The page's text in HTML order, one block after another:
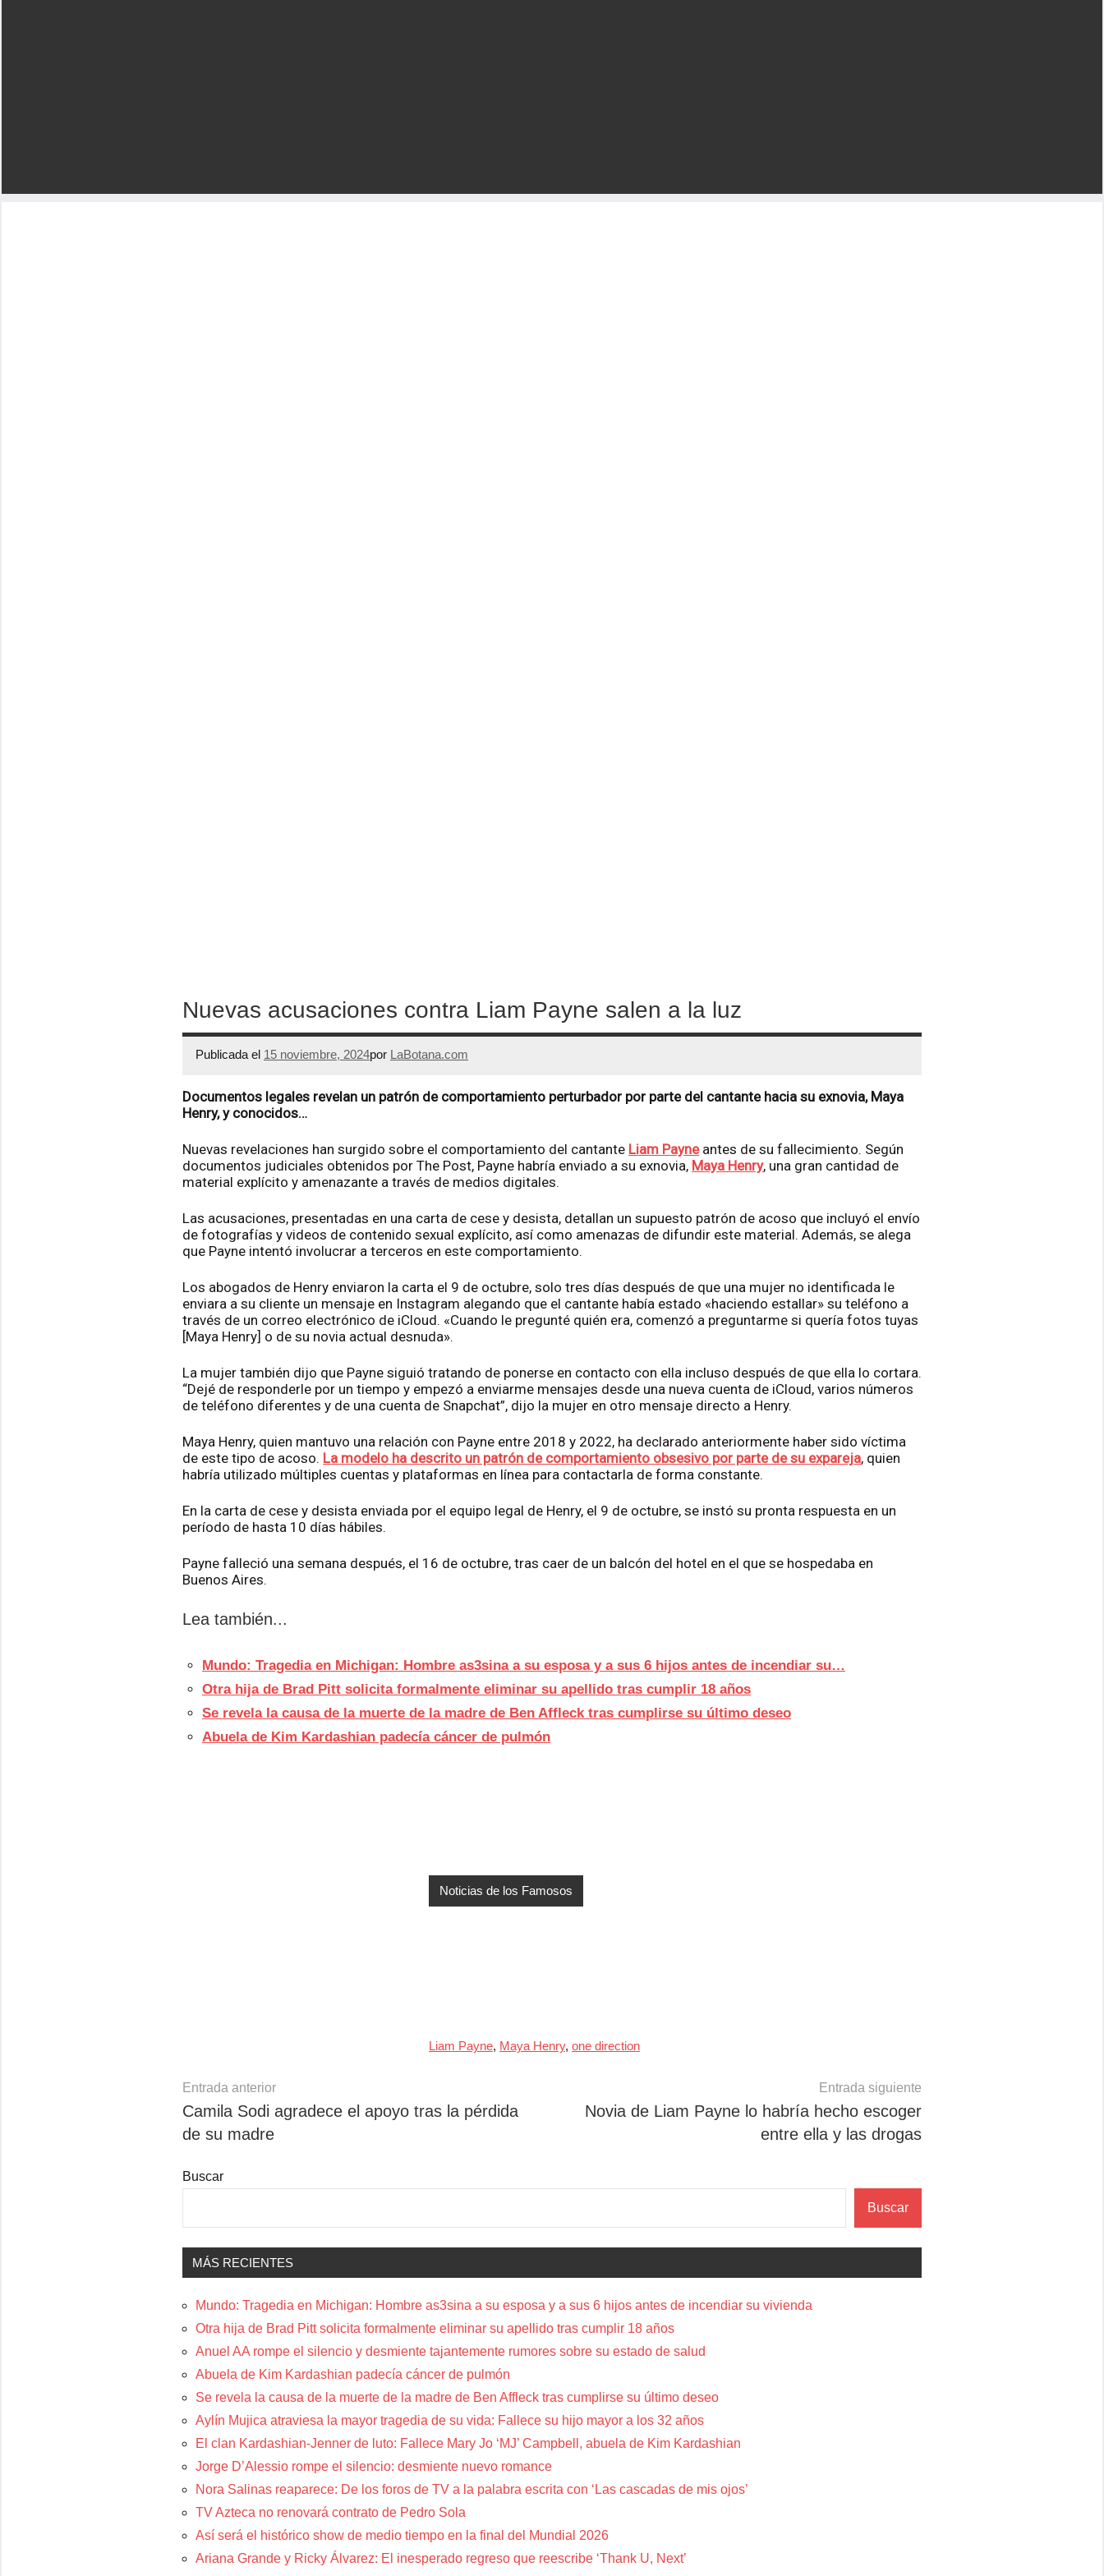
Nuevas acusaciones contra Liam Payne salen a la luz
Publicada el 15 noviembre, 2024por LaBotana.com
Documentos legales revelan un patrón de comportamiento perturbador por parte del cantante hacia su exnovia, Maya
Henry, y conocidos…
Nuevas revelaciones han surgido sobre el comportamiento del cantante Liam Payneantes de su fallecimiento. Según
documentos judiciales obtenidos por The Post, Payne habría enviado a su exnovia, Maya Henry, una gran cantidad de
material explícito y amenazante a través de medios digitales.
Las acusaciones, presentadas en una carta de cese y desista, detallan un supuesto patrón de acoso que incluyó el envío
de fotografías y videos de contenido sexual explícito, así como amenazas de difundir este material. Además, se alega
que Payne intentó involucrar a terceros en este comportamiento.
Los abogados de Henry enviaron la carta el 9 de octubre, solo tres días después de que una mujer no identificada le
enviara a su cliente un mensaje en Instagram alegando que el cantante había estado «haciendo estallar» su teléfono a
través de un correo electrónico de iCloud. «Cuando le pregunté quién era, comenzó a preguntarme si quería fotos tuyas
[Maya Henry] o de su novia actual desnuda».
La mujer también dijo que Payne siguió tratando de ponerse en contacto con ella incluso después de que ella lo cortara.
“Dejé de responderle por un tiempo y empezó a enviarme mensajes desde una nueva cuenta de iCloud, varios números
de teléfono diferentes y de una cuenta de Snapchat”, dijo la mujer en otro mensaje directo a Henry.
Maya Henry, quien mantuvo una relación con Payne entre 2018 y 2022, ha declarado anteriormente haber sido víctima
de este tipo de acoso. La modelo ha descrito un patrón de comportamiento obsesivo por parte de su expareja, quien
habría utilizado múltiples cuentas y plataformas en línea para contactarla de forma constante.
En la carta de cese y desista enviada por el equipo legal de Henry, el 9 de octubre, se instó su pronta respuesta en un
período de hasta 10 días hábiles.
Payne falleció una semana después, el 16 de octubre, tras caer de un balcón del hotel en el que se hospedaba en
Buenos Aires.
Lea también...
Mundo: Tragedia en Michigan: Hombre as3sina a su esposa y a sus 6 hijos antes de incendiar su…
Otra hija de Brad Pitt solicita formalmente eliminar su apellido tras cumplir 18 años
Se revela la causa de la muerte de la madre de Ben Affleck tras cumplirse su último deseo
Abuela de Kim Kardashian padecía cáncer de pulmón
Noticias de los Famosos
Liam Payne, Maya Henry, one direction
Navegación
de
entradas
Entrada anterior
Camila Sodi agradece el apoyo tras la pérdida
de su madre
Entrada siguiente
Novia de Liam Payne lo habría hecho escoger
entre ella y las drogas
Buscar
Buscar
MÁS RECIENTES
Mundo: Tragedia en Michigan: Hombre as3sina a su esposa y a sus 6 hijos antes de incendiar su vivienda
Otra hija de Brad Pitt solicita formalmente eliminar su apellido tras cumplir 18 años
Anuel AA rompe el silencio y desmiente tajantemente rumores sobre su estado de salud
Abuela de Kim Kardashian padecía cáncer de pulmón
Se revela la causa de la muerte de la madre de Ben Affleck tras cumplirse su último deseo
Aylín Mujica atraviesa la mayor tragedia de su vida: Fallece su hijo mayor a los 32 años
El clan Kardashian-Jenner de luto: Fallece Mary Jo ‘MJ’ Campbell, abuela de Kim Kardashian
Jorge D’Alessio rompe el silencio: desmiente nuevo romance
Nora Salinas reaparece: De los foros de TV a la palabra escrita con ‘Las cascadas de mis ojos’
TV Azteca no renovará contrato de Pedro Sola
Así será el histórico show de medio tiempo en la final del Mundial 2026
Ariana Grande y Ricky Álvarez: El inesperado regreso que reescribe ‘Thank U, Next’